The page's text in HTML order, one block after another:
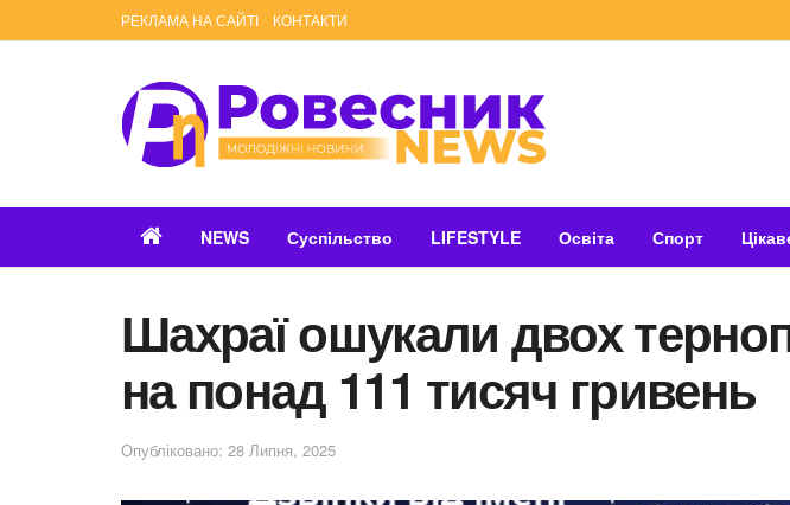
РЕКЛАМА НА САЙТІ КОНТАКТИ
NEWS Суспільство LIFESTYLE Освіта Спорт
Шахраї ошукали двох
на понад 111 тисяч гривень
Опубліковано: 28 Липня, 2025